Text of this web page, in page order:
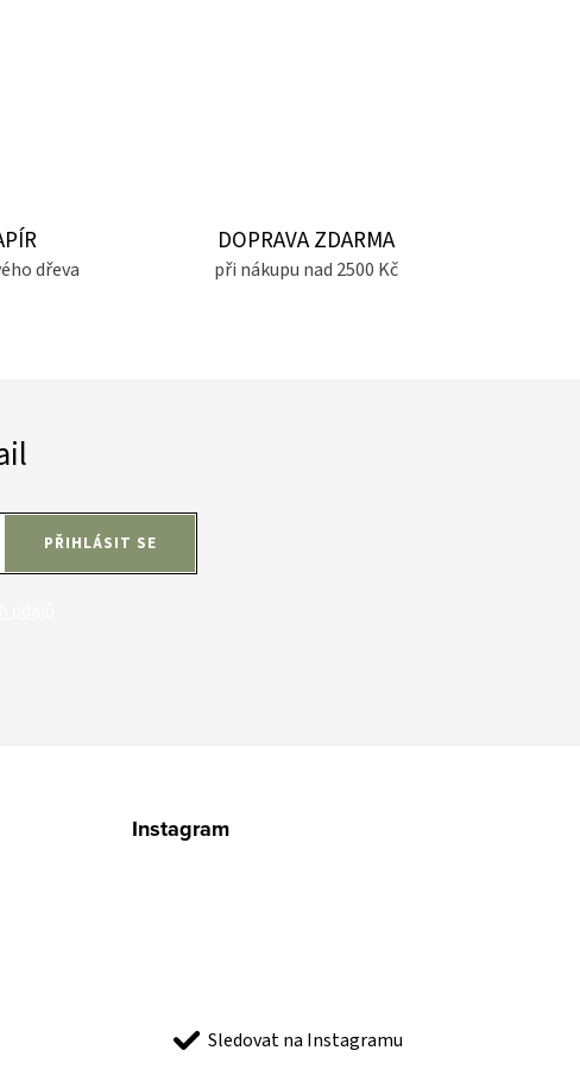
dřeva
DOPRAVA ZDARMA
při nákupu nad 2500 Kč
PŘIHLÁSIT SE
Instagram
Sledovat na Instagramu